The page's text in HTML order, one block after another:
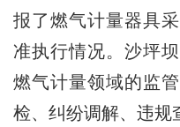
报了燃气计量器具
准执行情况。沙坪
燃气计量领域的监
检、纠纷调解、违规